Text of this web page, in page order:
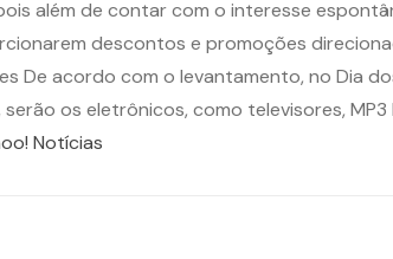
além de contar com o interesse
descontos e promoções
De acordo com o levantamento, no Dia
os eletrônicos, como televisores,
Notícias